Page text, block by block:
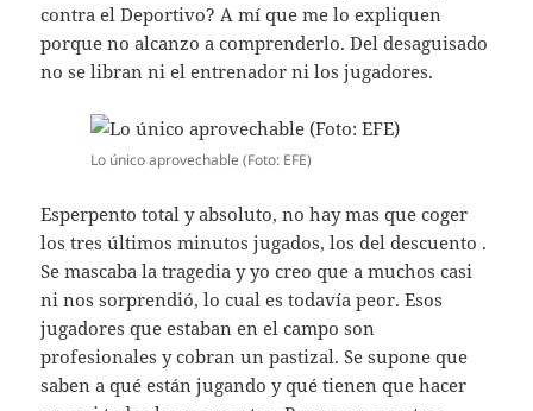
contra el Deportivo? A mí que me lo expliquen
porque no alcanzo a comprenderlo. Del desaguisado
no se libran ni el entrenador ni los jugadores.
Lo único aprovechable (Foto: EFE)
Esperpento total y absoluto, no hay mas que coger
los tres últimos minutos jugados, los del descuento .
Se mascaba la tragedia y yo creo que a muchos casi
ni nos sorprendió, lo cual es todavía peor. Esos
jugadores que estaban en el campo son
profesionales y cobran un pastizal. Se supone que
saben a qué están jugando y qué tienen que hacer